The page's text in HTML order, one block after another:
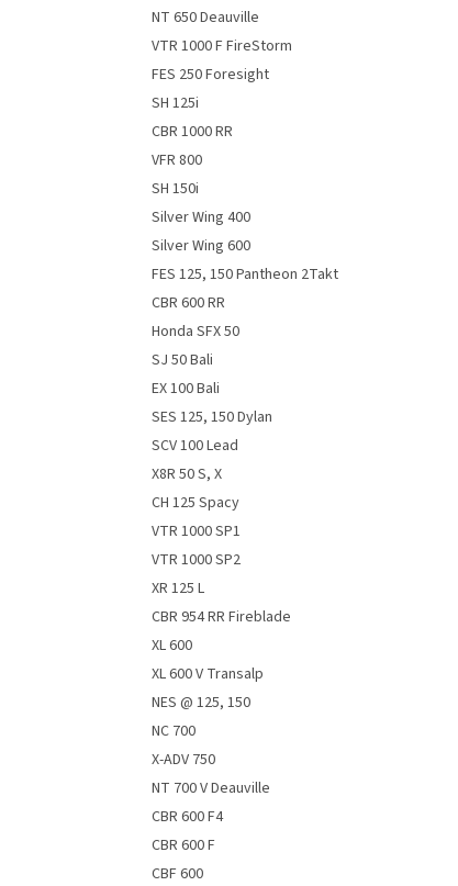
NT 650 Deauville
VTR 1000 F FireStorm
FES 250 Foresight
SH 125i
CBR 1000 RR
VFR 800
SH 150i
Silver Wing 400
Silver Wing 600
FES 125, 150 Pantheon 2Takt
CBR 600 RR
Honda SFX 50
SJ 50 Bali
EX 100 Bali
SES 125, 150 Dylan
SCV 100 Lead
X8R 50 S, X
CH 125 Spacy
VTR 1000 SP1
VTR 1000 SP2
XR 125 L
CBR 954 RR Fireblade
XL 600
XL 600 V Transalp
NES @ 125, 150
NC 700
X-ADV 750
NT 700 V Deauville
CBR 600 F4
CBR 600 F
CBF 600